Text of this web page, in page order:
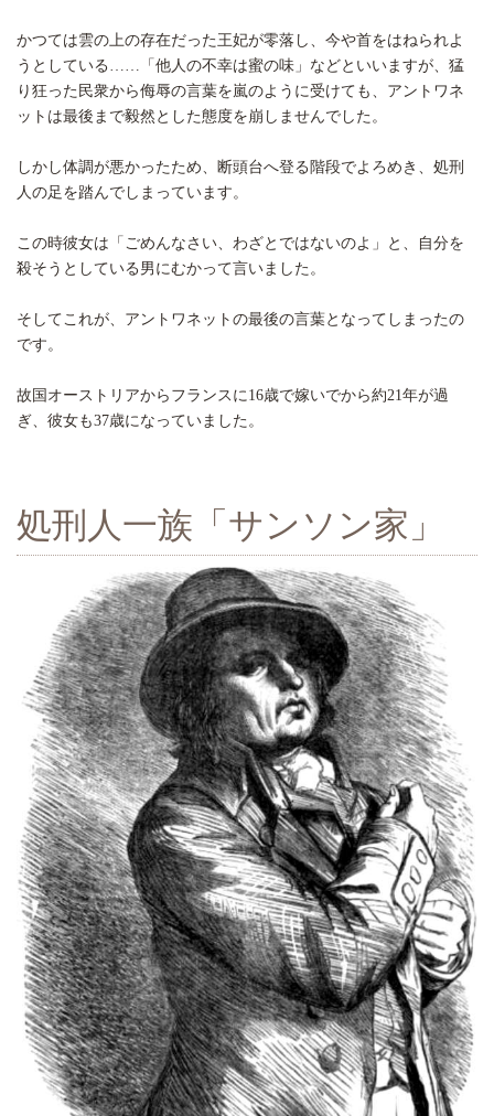
かつては雲の上の存在だった王妃が零落し、今や首をはねられよ
うとしている……「他人の不幸は蜜の味」などといいますが、猛
り狂った民衆から侮辱の言葉を嵐のように受けても、アントワネ
ットは最後まで毅然とした態度を崩しませんでした。
しかし体調が悪かったため、断頭台へ登る階段でよろめき、処刑
人の足を踏んでしまっています。
この時彼女は「ごめんなさい、わざとではないのよ」と、自分を
殺そうとしている男にむかって言いました。
そしてこれが、アントワネットの最後の言葉となってしまったの
です。
故国オーストリアからフランスに16歳で嫁いでから約21年が過
ぎ、彼女も37歳になっていました。
処刑人一族「サンソン家」